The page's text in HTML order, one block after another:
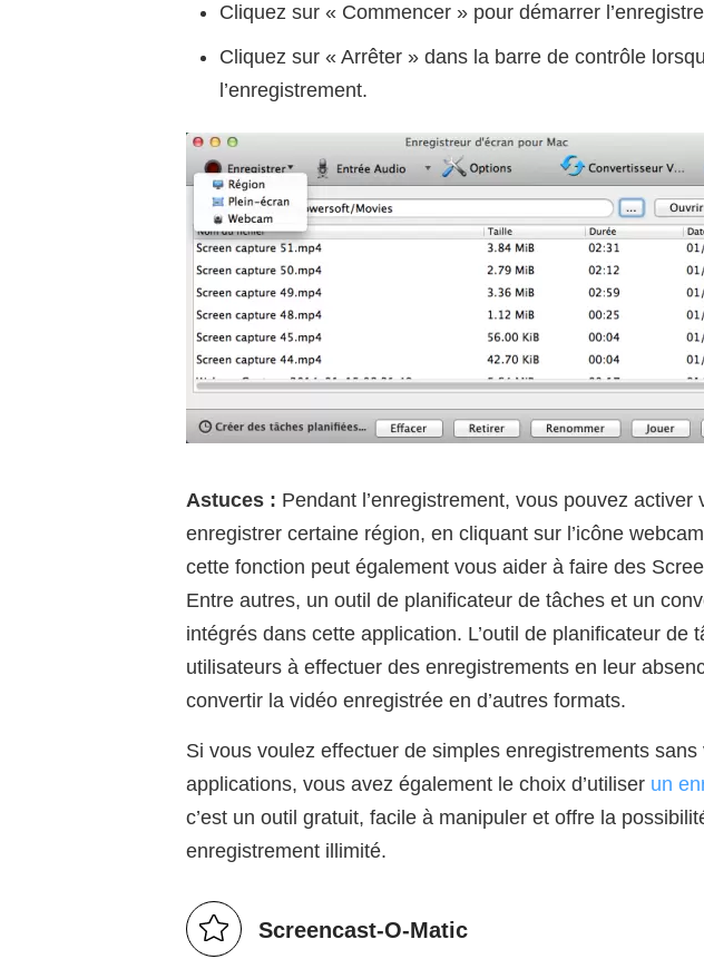
Cliquez sur « Commencer » pour démarrer
Cliquez sur « Arrêter » dans la barre de contrôle
l’enregistrement.
Astuces : Pendant l’enregistrement, vous pouvez activer
enregistrer certaine région, en cliquant sur l’icône
cette fonction peut également vous aider à faire des
Entre autres, un outil de planificateur de tâches et un
intégrés dans cette application. L’outil de planificateur de
utilisateurs à effectuer des enregistrements en leur
convertir la vidéo enregistrée en d’autres formats.
Si vous voulez effectuer de simples enregistrements sans
applications, vous avez également le choix d’utiliser un
c’est un outil gratuit, facile à manipuler et offre la
enregistrement illimité.
Screencast-O-Matic